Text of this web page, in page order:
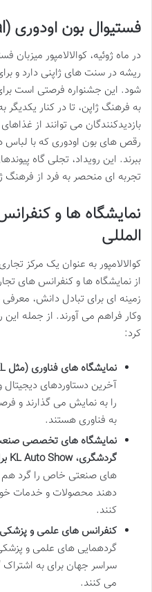
فستیوال بون اودوری (Bon Odori Festival)
در ماه ژوئیه، کوالالامپور
ریشه در سنت های ژاپنی دارد و
شود. این جشنواره فرصتی است
به فرهنگ ژاپن، تا در کنار یکدیگر
بازدیدکنندگان می توانند از
رقص های بون اودوری که با
ببرند. این رویداد، تجلی گاه
تجربه ای منحصر به فرد از فرهنگ
نمایشگاه ها و
المللی
کوالالامپور به عنوان یک مرکز
از نمایشگاه ها و کنفرانس های
زمینه ای برای تبادل دانش،
وکار فراهم می آورند. از جمله این
کرد:
نمایشگاه های فناوری (مثل Tech Week KL):
آخرین دستاوردهای دیجیتال
را به نمایش می گذارند و
به فناوری هستند.
گردشگری، KL Auto Show برای خودرو):
های صنعتی خاص را گرد هم
دهند محصولات و خدمات
کنند.
کنفرانس های علمی و
گردهمایی های علمی و
سراسر جهان برای به
می کنند.